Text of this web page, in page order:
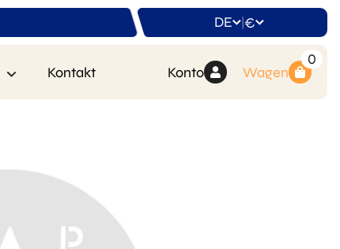
DE | €
Kontakt Konto
0
Wagen